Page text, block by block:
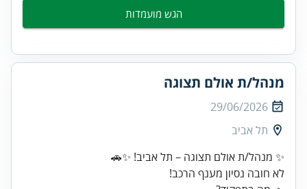
הגש מועמדות
מנהל/ת אולם תצוגה
29/06/2026
תל אביב